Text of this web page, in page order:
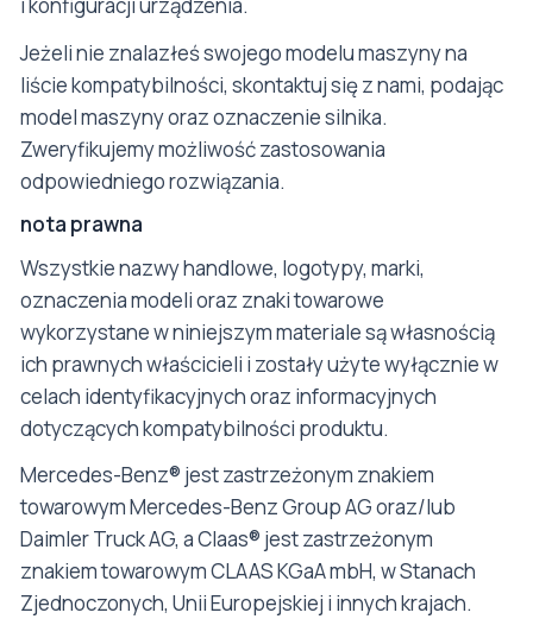
i konfiguracji urządzenia.
Jeżeli nie znalazłeś swojego modelu maszyny na
liście kompatybilności, skontaktuj się z nami, podając
model maszyny oraz oznaczenie silnika.
Zweryfikujemy możliwość zastosowania
odpowiedniego rozwiązania.
nota prawna
Wszystkie nazwy handlowe, logotypy, marki,
oznaczenia modeli oraz znaki towarowe
wykorzystane w niniejszym materiale są własnością
ich prawnych właścicieli i zostały użyte wyłącznie w
celach identyfikacyjnych oraz informacyjnych
dotyczących kompatybilności produktu.
Mercedes-Benz® jest zastrzeżonym znakiem
towarowym Mercedes-Benz Group AG oraz/lub
Daimler Truck AG, a Claas® jest zastrzeżonym
znakiem towarowym CLAAS KGaA mbH, w Stanach
Zjednoczonych, Unii Europejskiej i innych krajach.